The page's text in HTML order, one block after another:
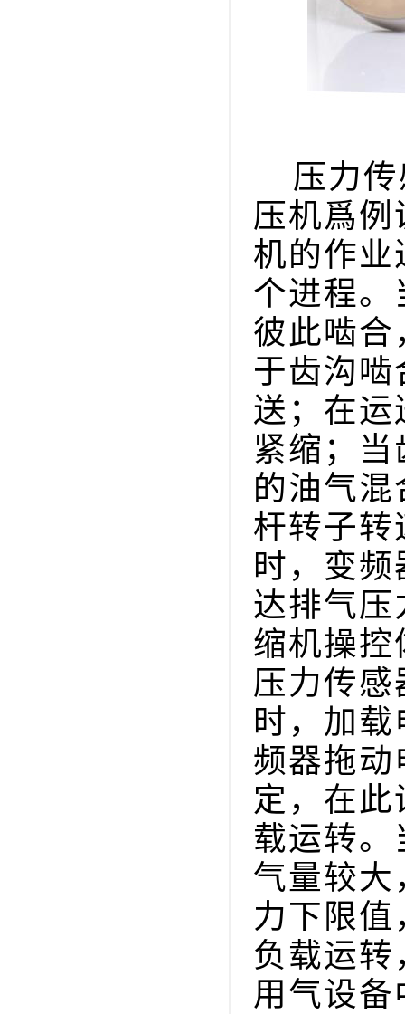
压力传
压机爲
机的作业
个进程。
彼此啮合
于齿沟
送；在运
紧缩；
的油气
杆转子转
时，变
达排气压
缩机操控
压力传
时，加
频器拖
定，在
载运转
气量较大
力下限
负载运
用气设